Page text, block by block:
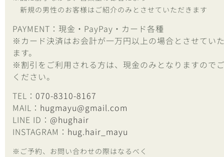
新規の男性のお客様はご紹介のみとさせていただきます
PAYMENT：現金・PayPay・カード各種
※カード決済はお会計が一万円以上の場合とさせてい
ます。
※割引をご利用される方は、現金のみとなりますので
ください。
TEL： 070-8310-8167
MAIL： hugmayu@gmail.com
LINE ID： @hughair
INSTAGRAM： hug.hair_mayu
※ご予約、お問い合わせの際はなるべく